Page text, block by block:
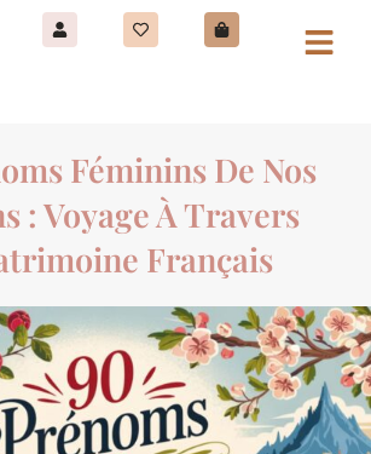
Féminins De Nos
: Voyage À Travers
Français